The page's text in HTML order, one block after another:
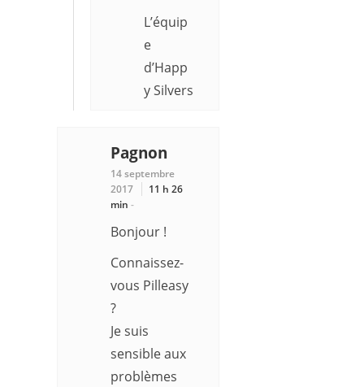
L’équip
e
d’Happ
y Silvers
Pagnon
14 septembre
2017
11 h 26
min -
Bonjour !
Connaissez-
vous Pilleasy
?
Je suis
sensible aux
problèmes